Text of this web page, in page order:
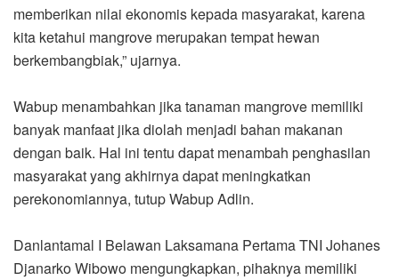
memberikan nilai ekonomis kepada masyarakat, karena
kita ketahui mangrove merupakan tempat hewan
berkembangbiak,” ujarnya.
Wabup menambahkan jika tanaman mangrove memiliki
banyak manfaat jika diolah menjadi bahan makanan
dengan baik. Hal ini tentu dapat menambah penghasilan
masyarakat yang akhirnya dapat meningkatkan
perekonomiannya, tutup Wabup Adlin.
Danlantamal I Belawan Laksamana Pertama TNI Johanes
Djanarko Wibowo mengungkapkan, pihaknya memiliki